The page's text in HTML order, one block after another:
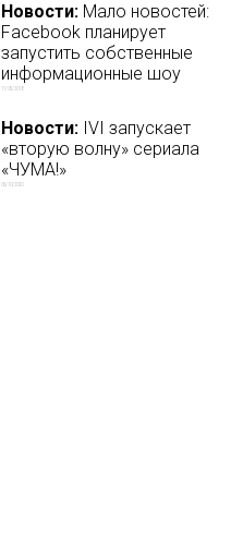
Новости: Мало новостей:
Facebook планирует
запустить собственные
информационные шоу
11/05/2018
Новости: IVI запускает
«вторую волну» сериала
«ЧУМА!»
06/10/2020